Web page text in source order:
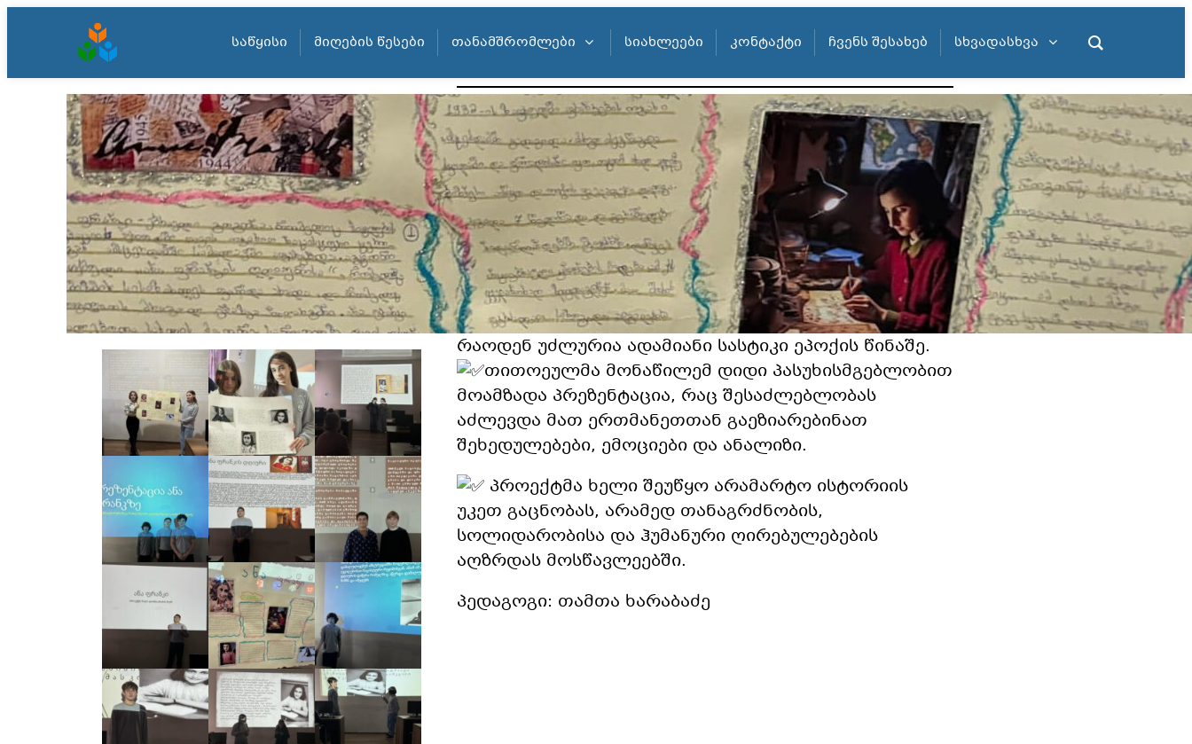
ᲡᲐᲬᲧᲘᲡᲘ ᲛᲘᲦᲔᲑᲘᲡ ᲬᲔᲡᲔᲑᲘ ᲗᲐᲜᲐᲛᲨᲠᲝᲛᲚᲔᲑᲘ ᲡᲘᲐᲮᲚᲔᲔᲑᲘ ᲙᲝᲜᲢᲐᲥᲢᲘ ᲩᲕᲔᲜᲡ ᲨᲔᲡᲐᲮᲔᲑ ᲡᲮᲕᲐᲓᲐᲡᲮᲕᲐ
შიგთავსზე
გადასვლა
N 1 სკოლის მე-8 (ა) და მე-8 (ე) კლასის მოსწავლეებმა
მოამზადეს პრეზენტაციები ანა ფრანკის ცხოვრებისა
და მისი ისტორიის შესახებ.
პროექტის მიზანი იყო მოსწავლეთა ცნობიერების
ამაღლება II მსოფლიო ომის მოვლენებისა და მათი
შედეგების შესახებ.
მოსწავლეებმა ერთი ადამიანის ცხოვრების
მაგალითზე შეაფასეს ომის სისასტიკე და განიხილეს,
რაოდენ უძლურია ადამიანი სასტიკი ეპოქის წინაშე.
თითოეულმა მონაწილემ დიდი პასუხისმგებლობით
მოამზადა პრეზენტაცია, რაც შესაძლებლობას
აძლევდა მათ ერთმანეთთანგაეზიარებინათ
შეხედულებები, ემოციები და ანალიზი.
პროექტმა ხელი შეუწყო არამარტო ისტორიის
უკეთ გაცნობას, არამედ თანაგრძნობის,
სოლიდარობისა და ჰუმანური ღირებულებების
აღზრდას მოსწავლეებში.
პედაგოგი: თამთა ხარაბაძე